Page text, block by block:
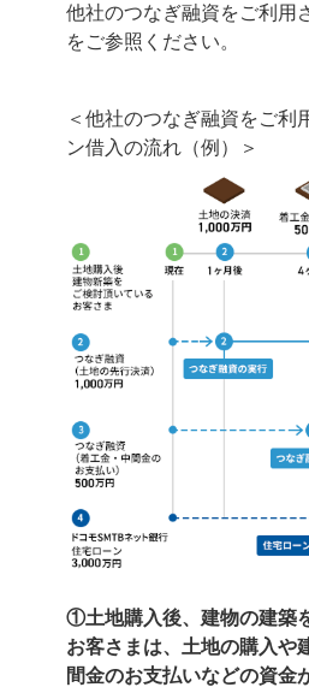
他社のつなぎ融資をご利用
をご参照ください。
＜他社のつなぎ融資をご利
ン借入の流れ（例）＞
①土地購入後、建物の建築
お客さまは、土地の購入や
間金のお支払いなどの資金